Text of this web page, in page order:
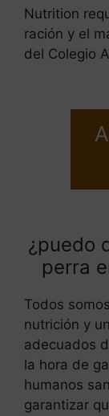
Nutrition
ración y el
del Colegio
¿puedo
perra
Todos
nutrición y
adecuados
la hora de
humanos
garantizar